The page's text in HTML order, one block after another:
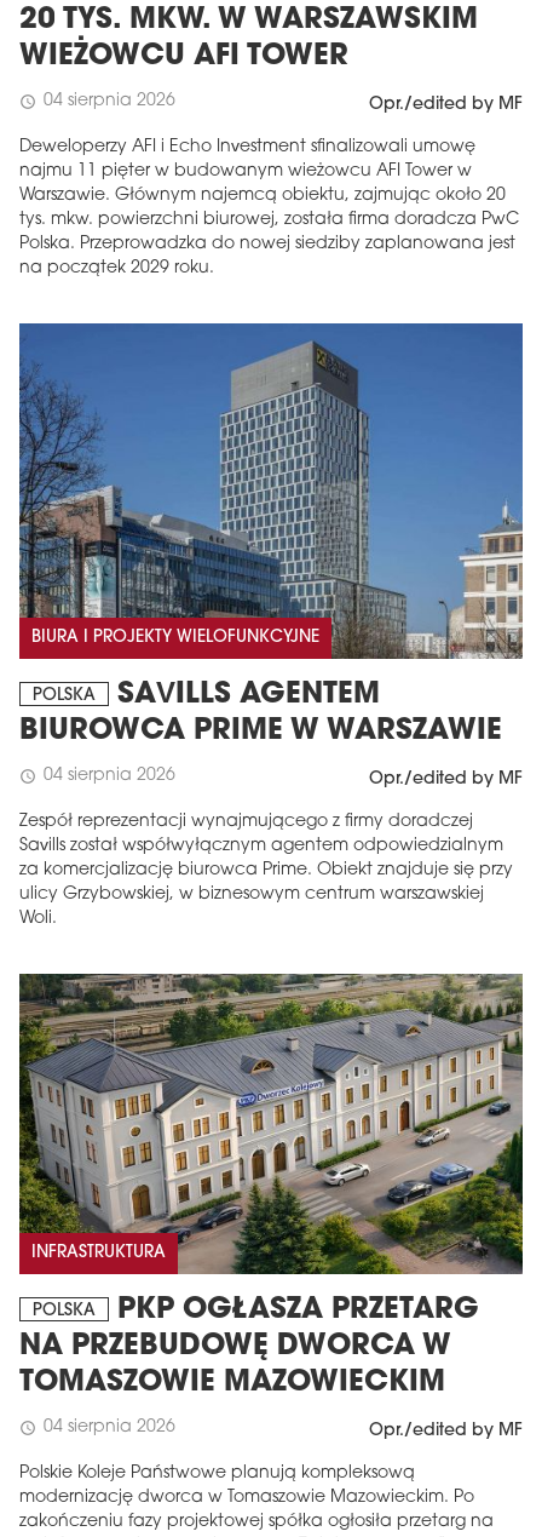
20 TYS. MKW. W WARSZAWSKIM
WIEŻOWCU AFI TOWER
schedule 04 sierpnia 2026 Opr./edited by MF
Deweloperzy AFI i Echo Investment sfinalizowali umowę
najmu 11 pięter w budowanym wieżowcu AFI Tower w
Warszawie. Głównym najemcą obiektu, zajmując około 20
tys. mkw. powierzchni biurowej, została firma doradcza PwC
Polska. Przeprowadzka do nowej siedziby zaplanowana jest
na początek 2029 roku.
BIURA I PROJEKTY WIELOFUNKCYJNE
POLSKA
SAVILLS AGENTEM
BIUROWCA PRIME W WARSZAWIE
schedule 04 sierpnia 2026 Opr./edited by MF
Zespół reprezentacji wynajmującego z firmy doradczej
Savills został współwyłącznym agentem odpowiedzialnym
za komercjalizację biurowca Prime. Obiekt znajduje się przy
ulicy Grzybowskiej, w biznesowym centrum warszawskiej
Woli.
INFRASTRUKTURA
POLSKA
PKP OGŁASZA PRZETARG
NA PRZEBUDOWĘ DWORCA W
TOMASZOWIE MAZOWIECKIM
schedule 04 sierpnia 2026 Opr./edited by MF
Polskie Koleje Państwowe planują kompleksową
modernizację dworca w Tomaszowie Mazowieckim. Po
zakończeniu fazy projektowej spółka ogłosiła przetarg na